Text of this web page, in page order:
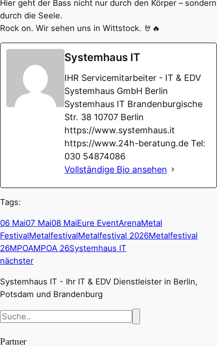
Hier geht der Bass nicht nur durch den Körper – sondern
durch die Seele.
Rock on. Wir sehen uns in Wittstock. 🤘🔥
Systemhaus IT
IHR Servicemitarbeiter - IT & EDV
Systemhaus GmbH Berlin
Systemhaus IT Brandenburgische
Str. 38 10707 Berlin
https://www.systemhaus.it
https://www.24h-beratung.de Tel:
030 54874086
Vollständige Bio ansehen
Tags:
06 Mai07 Mai08 MaiEure EventArenaMetal
FestivalMetalfestivalMetalfestival 2026Metalfestival
26MPOAMPOA 26Systemhaus IT
nächster
Systemhaus IT - Ihr IT & EDV Dienstleister in Berlin,
Potsdam und Brandenburg
Partner